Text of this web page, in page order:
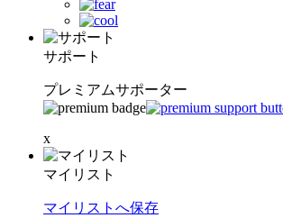
サポート
プレミアムサポーター
x
マイリスト
マイリストへ保存